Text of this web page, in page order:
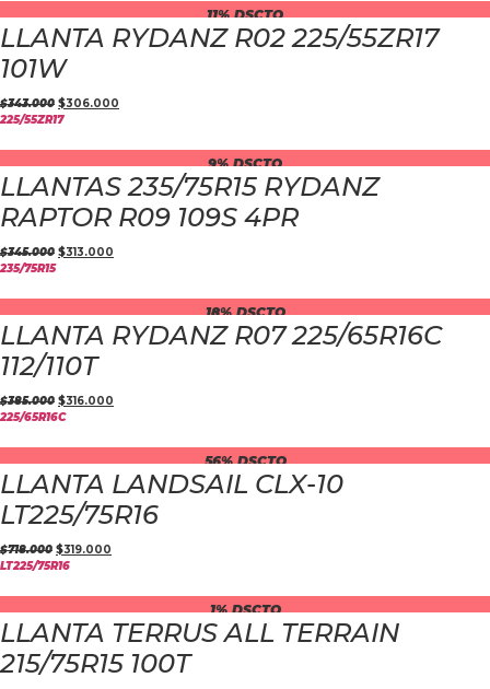
11% DSCTO
LLANTA RYDANZ R02 225/55ZR17
101W
$343.000 $306.000
225/55ZR17
9% DSCTO
LLANTAS 235/75R15 RYDANZ
RAPTOR R09 109S 4PR
$345.000 $313.000
235/75R15
18% DSCTO
LLANTA RYDANZ R07 225/65R16C
112/110T
$385.000 $316.000
225/65R16C
56% DSCTO
LLANTA LANDSAIL CLX-10
LT225/75R16
$718.000 $319.000
LT225/75R16
1% DSCTO
LLANTA TERRUS ALL TERRAIN
215/75R15 100T